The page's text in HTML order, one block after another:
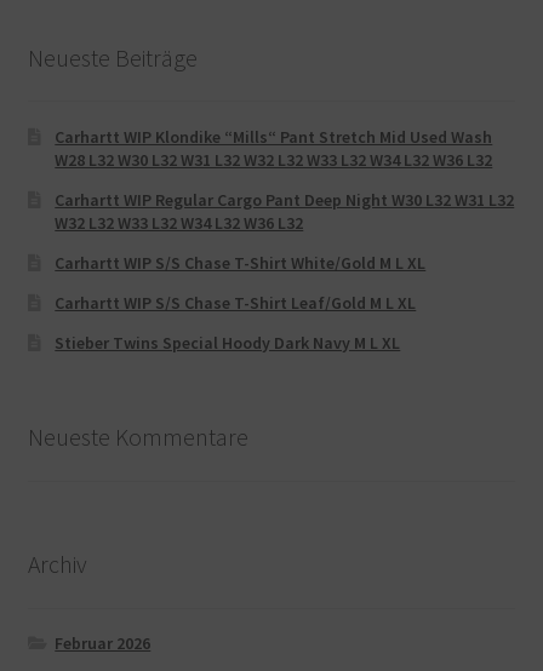
Neueste Beiträge
Carhartt WIP Klondike “Mills“ Pant Stretch Mid Used Wash
W28 L32 W30 L32 W31 L32 W32 L32 W33 L32 W34 L32 W36 L32
Carhartt WIP Regular Cargo Pant Deep Night W30 L32 W31 L32
W32 L32 W33 L32 W34 L32 W36 L32
Carhartt WIP S/S Chase T-Shirt White/Gold M L XL
Carhartt WIP S/S Chase T-Shirt Leaf/Gold M L XL
Stieber Twins Special Hoody Dark Navy M L XL
Neueste Kommentare
Archiv
Februar 2026